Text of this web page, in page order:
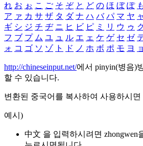
れ お ぉ こ ご そ ぞ と ど の ほ ぼ ぽ
ア ァ カ サ ザ タ ダ ナ ハ バ パ マ ヤ
ギ シ ジ チ ヂ ニ ヒ ビ ピ ミ リ ウ ゥ
フ ブ プ ム ユ ュ ル エ ェ ケ ゲ セ ゼ
ォ コ ゴ ソ ゾ ト ド ノ ホ ボ ポ モ ヨ ョ
http://chineseinput.net/에서 pinyin(병음)
할 수 있습니다.
변환된 중국어를 복사하여 사용하시면
예시)
中文 을 입력하시려면 zhongwen